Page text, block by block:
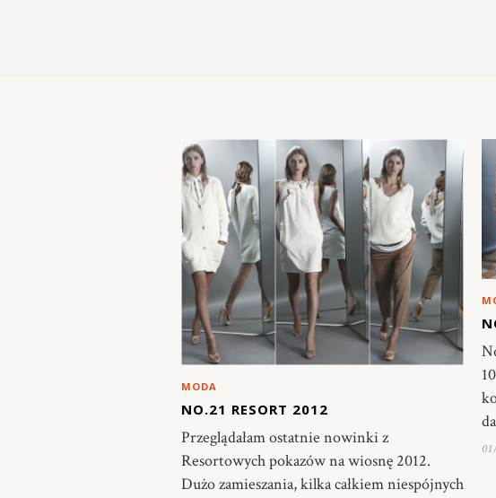
MODA
NO.21 RESORT 2012
Przeglądałam ostatnie nowinki z
Resortowych pokazów na wiosnę 2012.
Dużo zamieszania, kilka całkiem niespójnych